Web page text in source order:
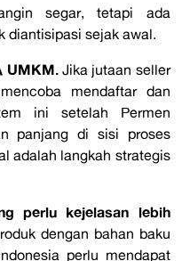
segar, tetapi ada
diantisipasi sejak awal.
UMKM.Jika jutaan seller
mendaftar dan
ini setelah Permen
panjang di sisi proses
adalah langkah strategis
perlu kejelasan lebih
dengan bahan baku
perlu mendapat